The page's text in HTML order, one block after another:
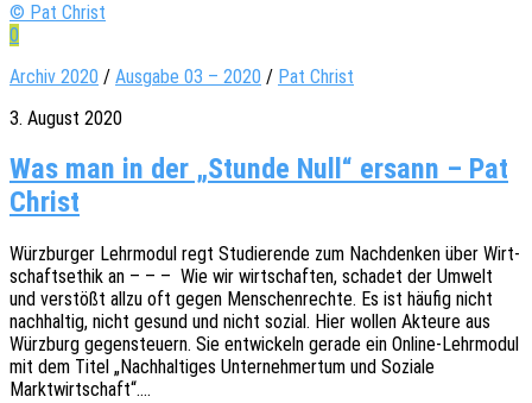
© Pat Christ
0
Archiv 2020 / Ausgabe 03 – 2020 / Pat Christ
3. August 2020
Was man in der „Stunde Null“ ersann – Pat
Christ
Würz­bur­ger Lehr­mo­dul regt Studie­ren­de zum Nach­den­ken über Wirt­
schafts­ethik an – – – Wie wir wirt­schaf­ten, scha­det der Umwelt
und verstößt allzu oft gegen Menschen­rech­te. Es ist häufig nicht
nach­hal­tig, nicht gesund und nicht sozial. Hier wollen Akteu­re aus
Würz­burg gegen­steu­ern. Sie entwi­ckeln gerade ein Online-Lehr­­mo­­dul
mit dem Titel „Nach­hal­ti­ges Unter­neh­mer­tum und Sozia­le
Marktwirtschaft“.…